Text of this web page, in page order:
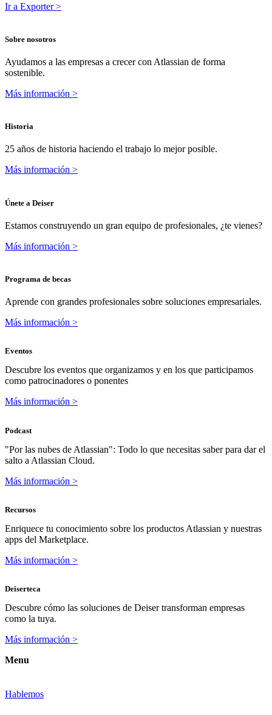
Ir a Exporter >
Sobre nosotros
Ayudamos a las empresas a crecer con Atlassian de forma
sostenible.
Más información >
Historia
25 años de historia haciendo el trabajo lo mejor posible.
Más información >
Únete a Deiser
Estamos construyendo un gran equipo de profesionales, ¿te vienes?
Más información >
Programa de becas
Aprende con grandes profesionales sobre soluciones empresariales.
Más información >
Eventos
Descubre los eventos que organizamos y en los que participamos
como patrocinadores o ponentes
Más información >
Podcast
"Por las nubes de Atlassian": Todo lo que necesitas saber para dar el
salto a Atlassian Cloud.
Más información >
Recursos
Enriquece tu conocimiento sobre los productos Atlassian y nuestras
apps del Marketplace.
Más información >
Deiserteca
Descubre cómo las soluciones de Deiser transforman empresas
como la tuya.
Más información >
Menu
Hablemos